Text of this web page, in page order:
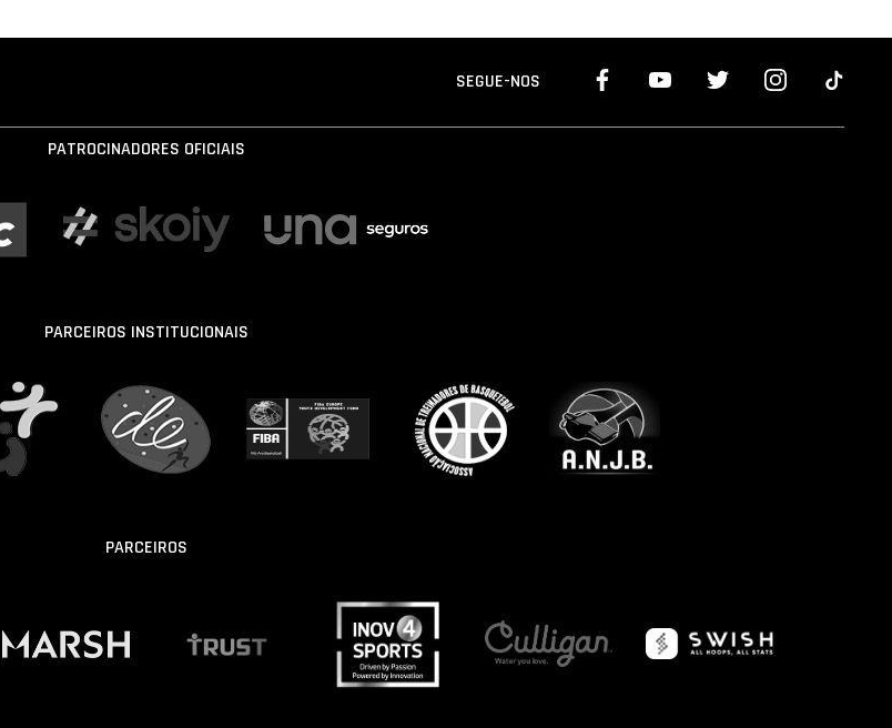
SEGUE-NOS
PATROCINADORES OFICIAIS
PARCEIROS INSTITUCIONAIS
PARCEIROS